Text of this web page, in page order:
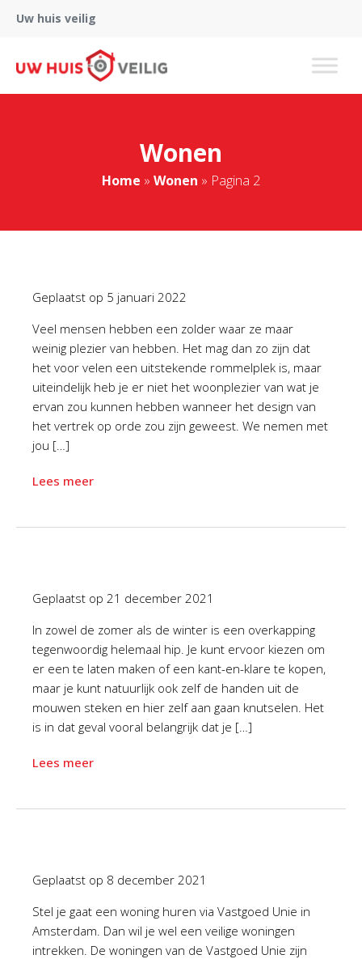
Uw huis veilig
Wonen
Home » Wonen » Pagina 2
Geplaatst op 5 januari 2022
Veel mensen hebben een zolder waar ze maar
weinig plezier van hebben. Het mag dan zo zijn dat
het voor velen een uitstekende rommelplek is, maar
uiteindelijk heb je er niet het woonplezier van wat je
ervan zou kunnen hebben wanneer het design van
het vertrek op orde zou zijn geweest. We nemen met
jou […]
Lees meer
Geplaatst op 21 december 2021
In zowel de zomer als de winter is een overkapping
tegenwoordig helemaal hip. Je kunt ervoor kiezen om
er een te laten maken of een kant-en-klare te kopen,
maar je kunt natuurlijk ook zelf de handen uit de
mouwen steken en hier zelf aan gaan knutselen. Het
is in dat geval vooral belangrijk dat je […]
Lees meer
Geplaatst op 8 december 2021
Stel je gaat een woning huren via Vastgoed Unie in
Amsterdam. Dan wil je wel een veilige woningen
intrekken. De woningen van de Vastgoed Unie zijn